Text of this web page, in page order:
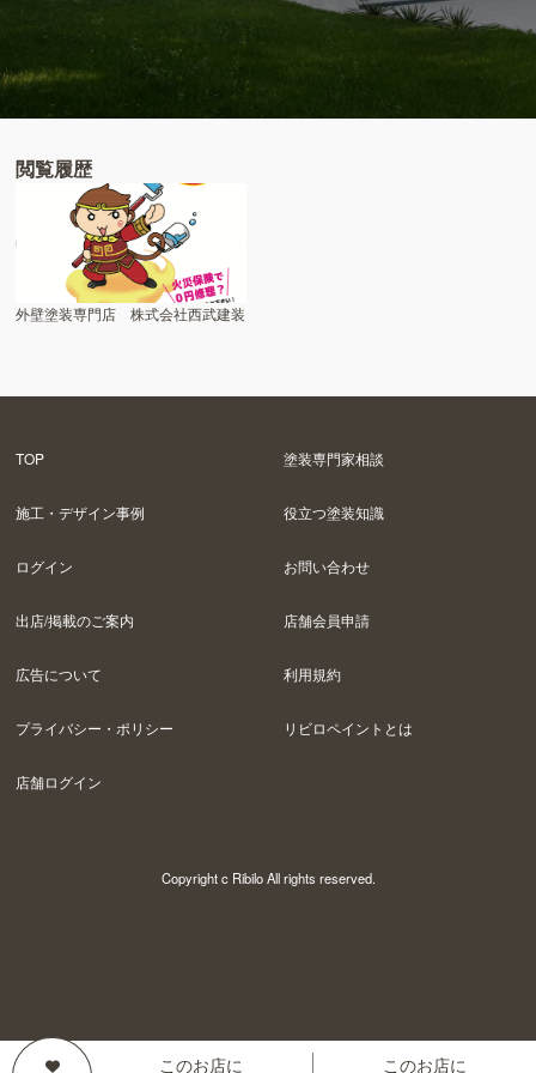
このお店に このお店に
閲覧履歴
外壁塗装専門店 株式会社西武建装
TOP 塗装専門家相談
施工・デザイン事例 役立つ塗装知識
ログイン お問い合わせ
出店/掲載のご案内 店舗会員申請
広告について 利用規約
プライバシー・ポリシー リビロペイントとは
店舗ログイン
Copyright c Ribilo All rights reserved.